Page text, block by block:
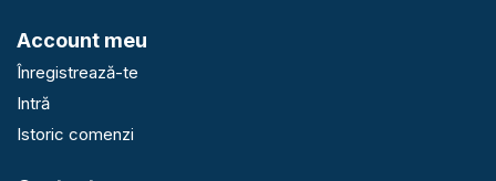
Account meu
Înregistrează-te
Intră
Istoric comenzi